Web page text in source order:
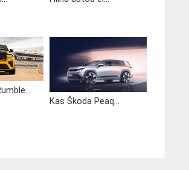
Kas Škoda Peaq...